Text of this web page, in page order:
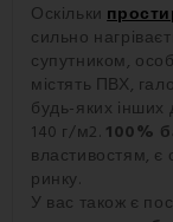
Оскільки
сильно
супутником,
містять ПВХ,
будь-яких інших
140 г/м2. 100%
властивостям,
ринку.
У вас також є